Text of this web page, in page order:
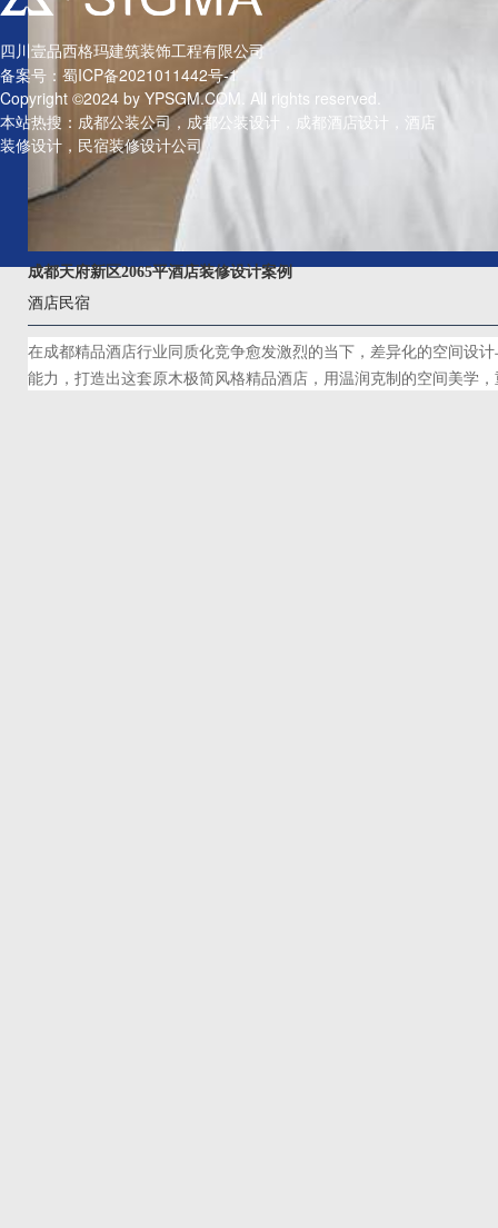
成都天府新区2065平酒店装修设计案例
酒店民宿
在成都精品酒店行业同质化竞争愈发激烈的当下，差异化的空间设
能力，打造出这套原木极简风格精品酒店，用温润克制的空间美学
四川壹品西格玛建筑装饰工程有限公司
备案号： 蜀ICP备2021011442号-1
Copyright ©2024 by YPSGM.COM. All rights reserved.
本站热搜：成都公装公司，成都公装设计，成都酒店设计，酒店
装修设计，民宿装修设计公司